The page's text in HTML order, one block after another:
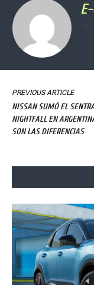
PREVIOUS ARTICLE
NISSAN SUMÓ EL
NIGHTFALL EN
SON LAS DIFERENCIAS